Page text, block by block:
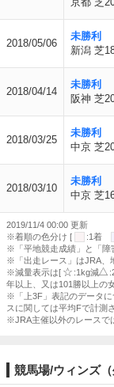
2018/05/06
未勝利
新潟 芝
2018/04/14
未勝利
阪神 芝
2018/03/25
未勝利
中京 芝
2018/03/10
未勝利
中京 芝
2019/11/4 00:00 更新
※着順の色分け [
:1着
※「平地競走成績」と「障
※「出走レース」はJRA、
※減量表示は[
:1kg減
年以上、又は101勝以上の
※「上3F」表記のデータに
スに関しては平均Fで計測
※JRA主催以外のレースで
競馬場/ウィンズ（